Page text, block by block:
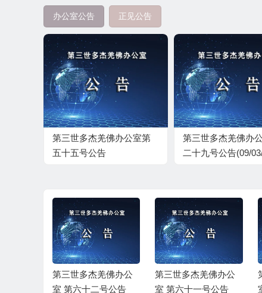
办公室公告 正见公告
第三世多杰羌佛办公室第
五十五号公告
第三世多杰羌佛办
二十九号公告(09/
第三世多杰羌佛办公
室 第六十二号公告
第三世多杰羌佛办公
室 第六十一号公告